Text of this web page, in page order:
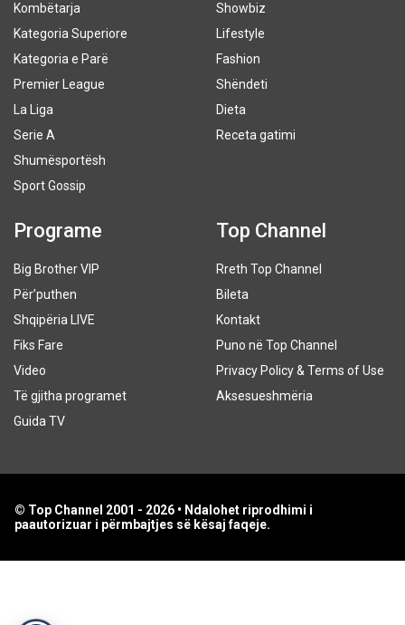
Kombëtarja
Kategoria Superiore
Kategoria e Parë
Premier League
La Liga
Serie A
Shumësportësh
Sport Gossip
Showbiz
Lifestyle
Fashion
Shëndeti
Dieta
Receta gatimi
Programe
Big Brother VIP
Për’puthen
Shqipëria LIVE
Fiks Fare
Video
Të gjitha programet
Guida TV
Top Channel
Rreth Top Channel
Bileta
Kontakt
Puno në Top Channel
Privacy Policy & Terms of Use
Aksesueshmëria
© Top Channel 2001 - 2026 • Ndalohet riprodhimi i
paautorizuar i përmbajtjes së kësaj faqeje.